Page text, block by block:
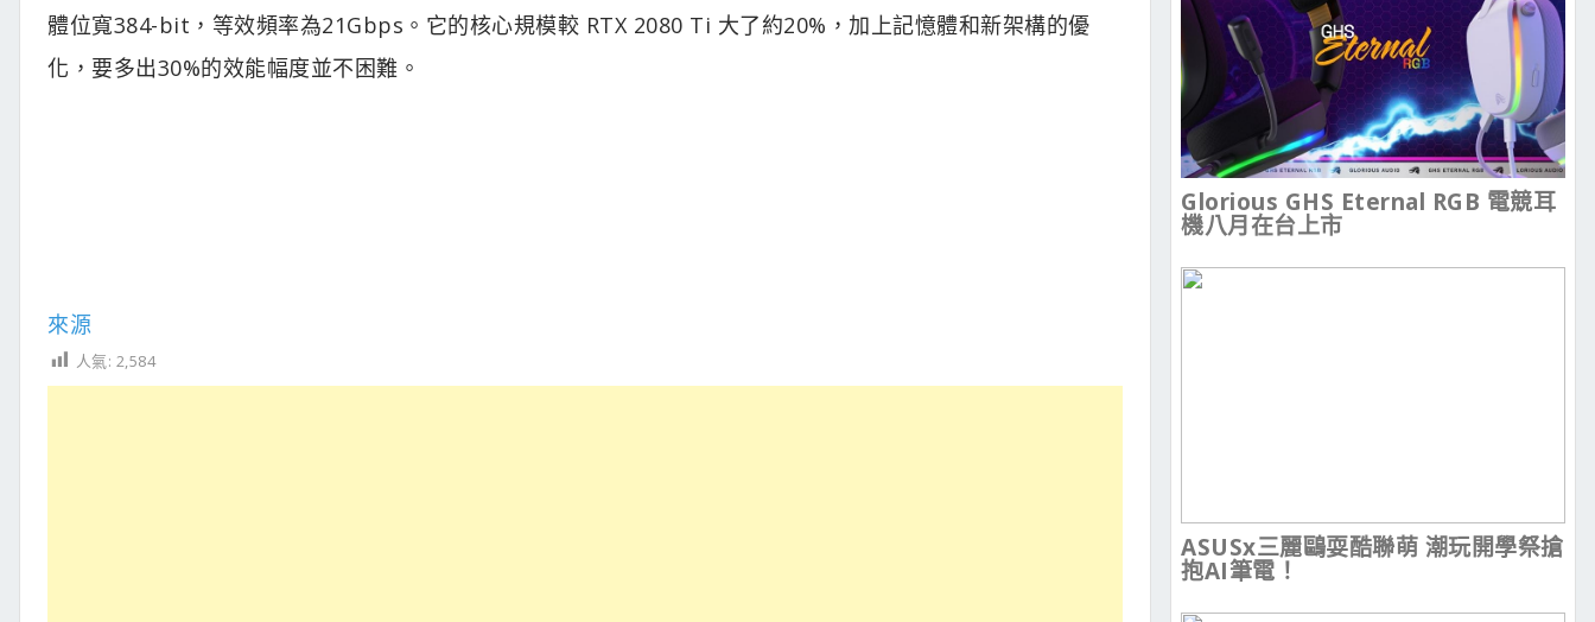
體位寬384-bit，等效頻率為21Gbps。它的核心規模較 RTX 2080 Ti 大了約20%，加上記憶體和新架構的優
化，要多出30%的效能幅度並不困難。
來源
人氣: 2,584
Glorious GHS Eternal RGB 電競耳
機八月在台上市
ASUSx三麗鷗耍酷聯萌 潮玩開學祭搶
抱AI筆電！